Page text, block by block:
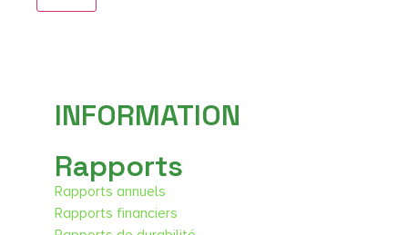
INFORMATION
Rapports
Rapports annuels
Rapports financiers